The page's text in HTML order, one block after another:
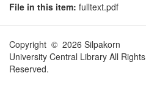
File in this item: fulltext.pdf
Copyright © 2026 Silpakorn
University Central Library All Rights
Reserved.